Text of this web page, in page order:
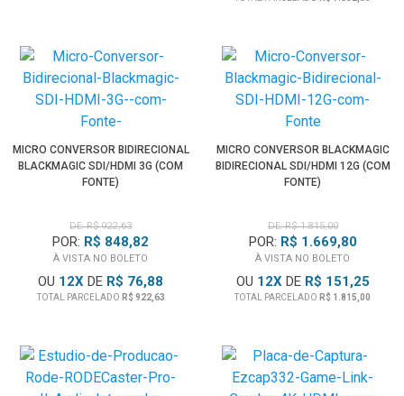
MICRO CONVERSOR BIDIRECIONAL
BLACKMAGIC SDI/HDMI 3G (COM
FONTE)
DE: R$ 922,63
POR: R$ 848,82
À VISTA NO BOLETO
OU 12X DE R$ 76,88
TOTAL PARCELADO R$ 922,63
MICRO CONVERSOR BLACKMAGIC
BIDIRECIONAL SDI/HDMI 12G (COM
FONTE)
DE: R$ 1.815,00
POR: R$ 1.669,80
À VISTA NO BOLETO
OU 12XDE R$ 151,25
TOTAL PARCELADO R$ 1.815,00